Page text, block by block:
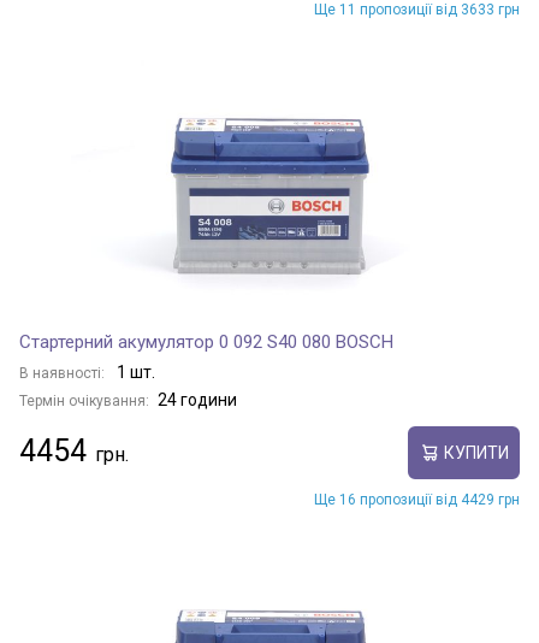
Ще 11 пропозиції від 3633 грн
Стартерний акумулятор 0 092 S40 080 BOSCH
В наявності: 1 шт.
Термін очікування: 24 години
4454 КУПИТИ
Ще 16 пропозиції від 4429 грн